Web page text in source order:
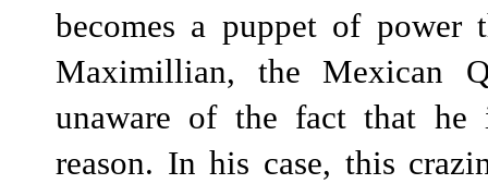
becomes a puppet of
Maximillian, the Mexican
unaware of the fact that he
reason. In his case, this